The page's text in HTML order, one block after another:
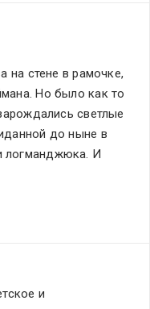
на стене в рамочке,
Но было как то
светлые
до ныне в
логманджюка. И
и